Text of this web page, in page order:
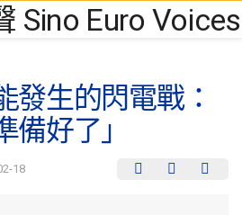
發生的閃電戰：
備好了」
18